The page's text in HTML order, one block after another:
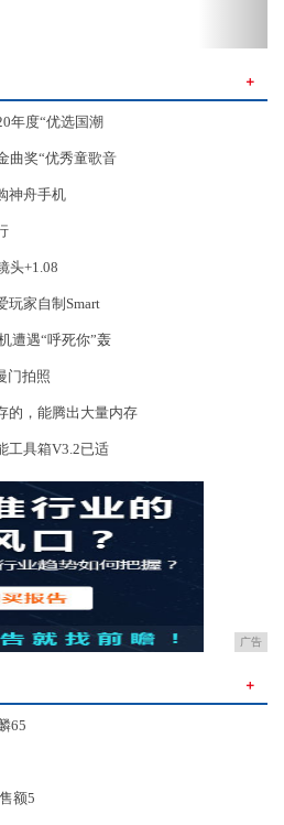
＋
年度“优选国潮
曲奖“优秀童歌音
神舟手机
头+1.08
玩家自制Smart
遭遇“呼死你”轰
门拍照
的，能腾出大量内存
工具箱V3.2已适
广告
＋
65
额5